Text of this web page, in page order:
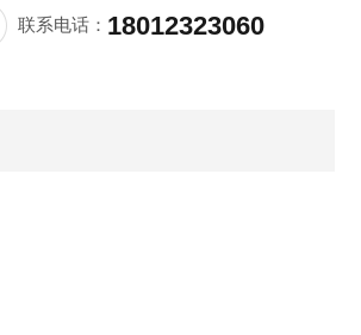
联系电话： 18012323060